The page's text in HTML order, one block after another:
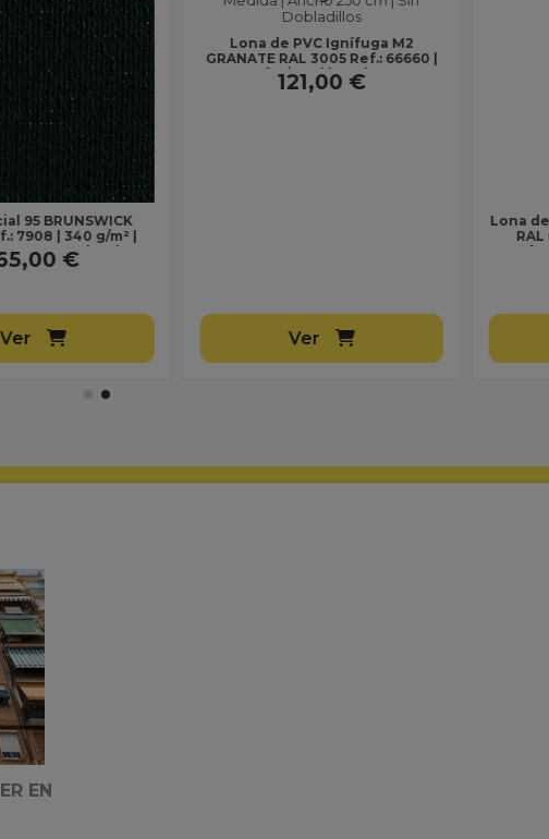
Lona de PVC Ignífuga M2
RAL 3005 Ref.: 66660 |
Profesional | Ancho 250 cm
|...
121,00 €
Ver
Lona de PVC Ignífuga M2 HIERBA
RAL 6001 Ref.: 66667 | Uso
Profesional | Ancho 250 cm |...
121,00 €
Ver
EN